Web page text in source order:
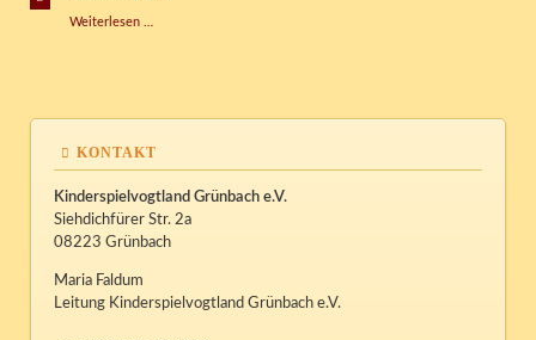
Weiterlesen …
KONTAKT
Kinderspielvogtland Grünbach e.V.
Siehdichfürer Str. 2a
08223 Grünbach
Maria Faldum
Leitung Kinderspielvogtland Grünbach e.V.